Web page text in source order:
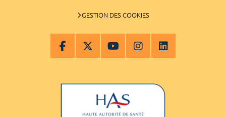
GESTION DES COOKIES